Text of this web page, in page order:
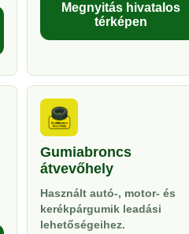
Megnyitás hivatalos
térképen
Gumiabroncs
átvevőhely
Használt autó-, motor- és
kerékpárgumik leadási
lehetőségeihez.